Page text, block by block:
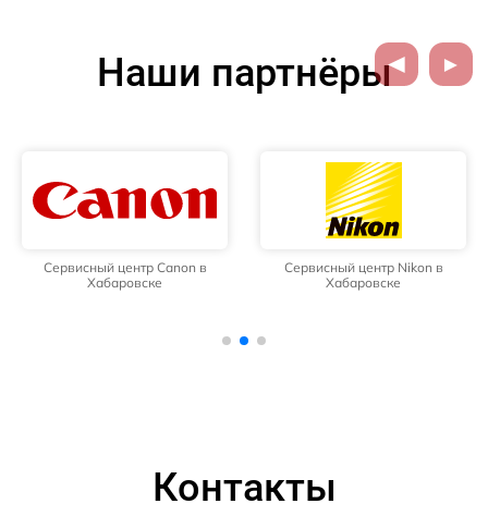
Наши партнёры
Сервисный центр Canon в
Хабаровске
Сервисный центр Nikon в
Хабаровске
Контакты